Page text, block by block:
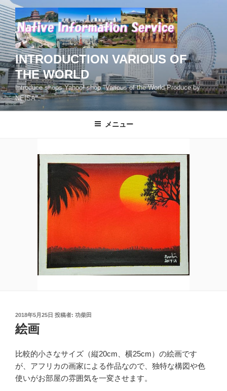
コ
ン
テ
ン
ツ
へ
ス
キ
ッ
INTRODUCTION VARIOUS OF
THE WORLD
Introduce shops Yahoo! shop "Various of the World Produce by
NEISA".
メニュー
投
稿
日:
2018年5月25日 投稿者: 功柴田
絵画
比較的小さなサイズ（縦20cm、横25cm）の絵画です
が、アフリカの画家による作品なので、独特な構図や色
使いがお部屋の雰囲気を一変させます。